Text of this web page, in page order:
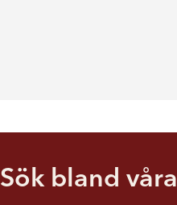
Sök bland våra